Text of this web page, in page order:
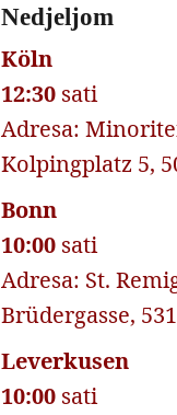
Nedjeljom
Köln
12:30 sati
Adresa:
Kolpingplatz 5,
Bonn
10:00 sati
Adresa: St.
Brüdergasse,
Leverkusen
10:00 sati